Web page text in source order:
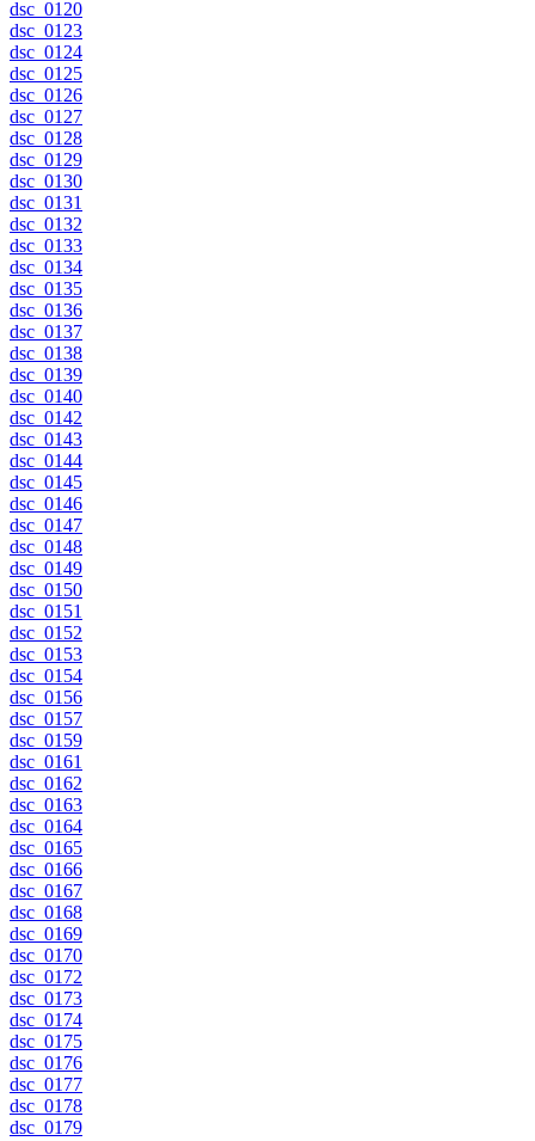
dsc_0120
dsc_0123
dsc_0124
dsc_0125
dsc_0126
dsc_0127
dsc_0128
dsc_0129
dsc_0130
dsc_0131
dsc_0132
dsc_0133
dsc_0134
dsc_0135
dsc_0136
dsc_0137
dsc_0138
dsc_0139
dsc_0140
dsc_0142
dsc_0143
dsc_0144
dsc_0145
dsc_0146
dsc_0147
dsc_0148
dsc_0149
dsc_0150
dsc_0151
dsc_0152
dsc_0153
dsc_0154
dsc_0156
dsc_0157
dsc_0159
dsc_0161
dsc_0162
dsc_0163
dsc_0164
dsc_0165
dsc_0166
dsc_0167
dsc_0168
dsc_0169
dsc_0170
dsc_0172
dsc_0173
dsc_0174
dsc_0175
dsc_0176
dsc_0177
dsc_0178
dsc_0179